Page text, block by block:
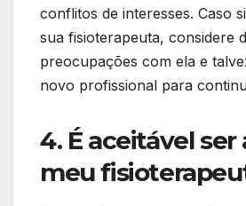
conflitos de interesses. Caso
sua fisioterapeuta, considere
preocupações com ela e
novo profissional para
4. É aceitável
meu